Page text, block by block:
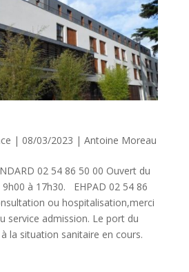
| 08/03/2023 | Antoine Moreau
02 54 86 50 00 Ouvert du
à 17h30. EHPAD 02 54 86
ou hospitalisation,merci
service admission. Le port du
la situation sanitaire en cours.